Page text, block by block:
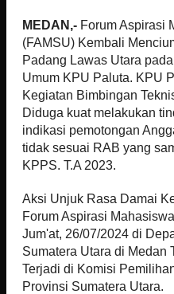
MEDAN,- Forum Aspirasi
(FAMSU) Kembali
Padang Lawas Utara
Umum KPU Paluta. KPU
Kegiatan Bimbingan
Diduga kuat melakukan
indikasi pemotongan
tidak sesuai RAB yang
KPPS. T.A 2023.
Aksi Unjuk Rasa Damai
Forum Aspirasi
Jum'at, 26/07/2024 di
Sumatera Utara di Medan
Terjadi di Komisi
Provinsi Sumatera Utara.